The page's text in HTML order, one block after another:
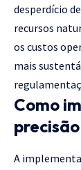
desperdício
recursos
os custos
mais
Como
A